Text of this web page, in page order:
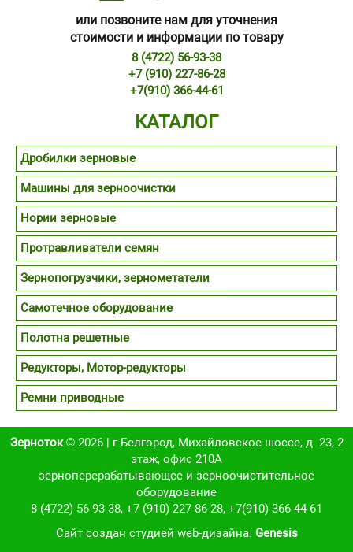
или позвоните нам для уточнения
стоимости и информации по товару
8 (4722) 56-93-38
+7 (910) 227-86-28
+7(910) 366-44-61
КАТАЛОГ
Дробилки зерновые
Машины для зерноочистки
Нории зерновые
Протравливатели семян
Зернопогрузчики, зернометатели
Самотечное оборудование
Полотна решетные
Редукторы, Мотор-редукторы
Ремни приводные
Зерноток© 2026 | г.Белгород, Михайловское шоссе, д. 23, 2
этаж, офис 210А
зерноперерабатывающее и зерноочистительное
оборудование
8 (4722) 56-93-38, +7 (910) 227-86-28, +7(910) 366-44-61
Cайт создан студией web-дизайна: Genesis